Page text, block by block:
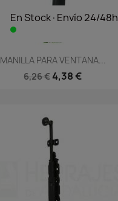
En Stock·Envío 24/48h
MANILLA PARA VENTANA...
6,26 € 4,38 €